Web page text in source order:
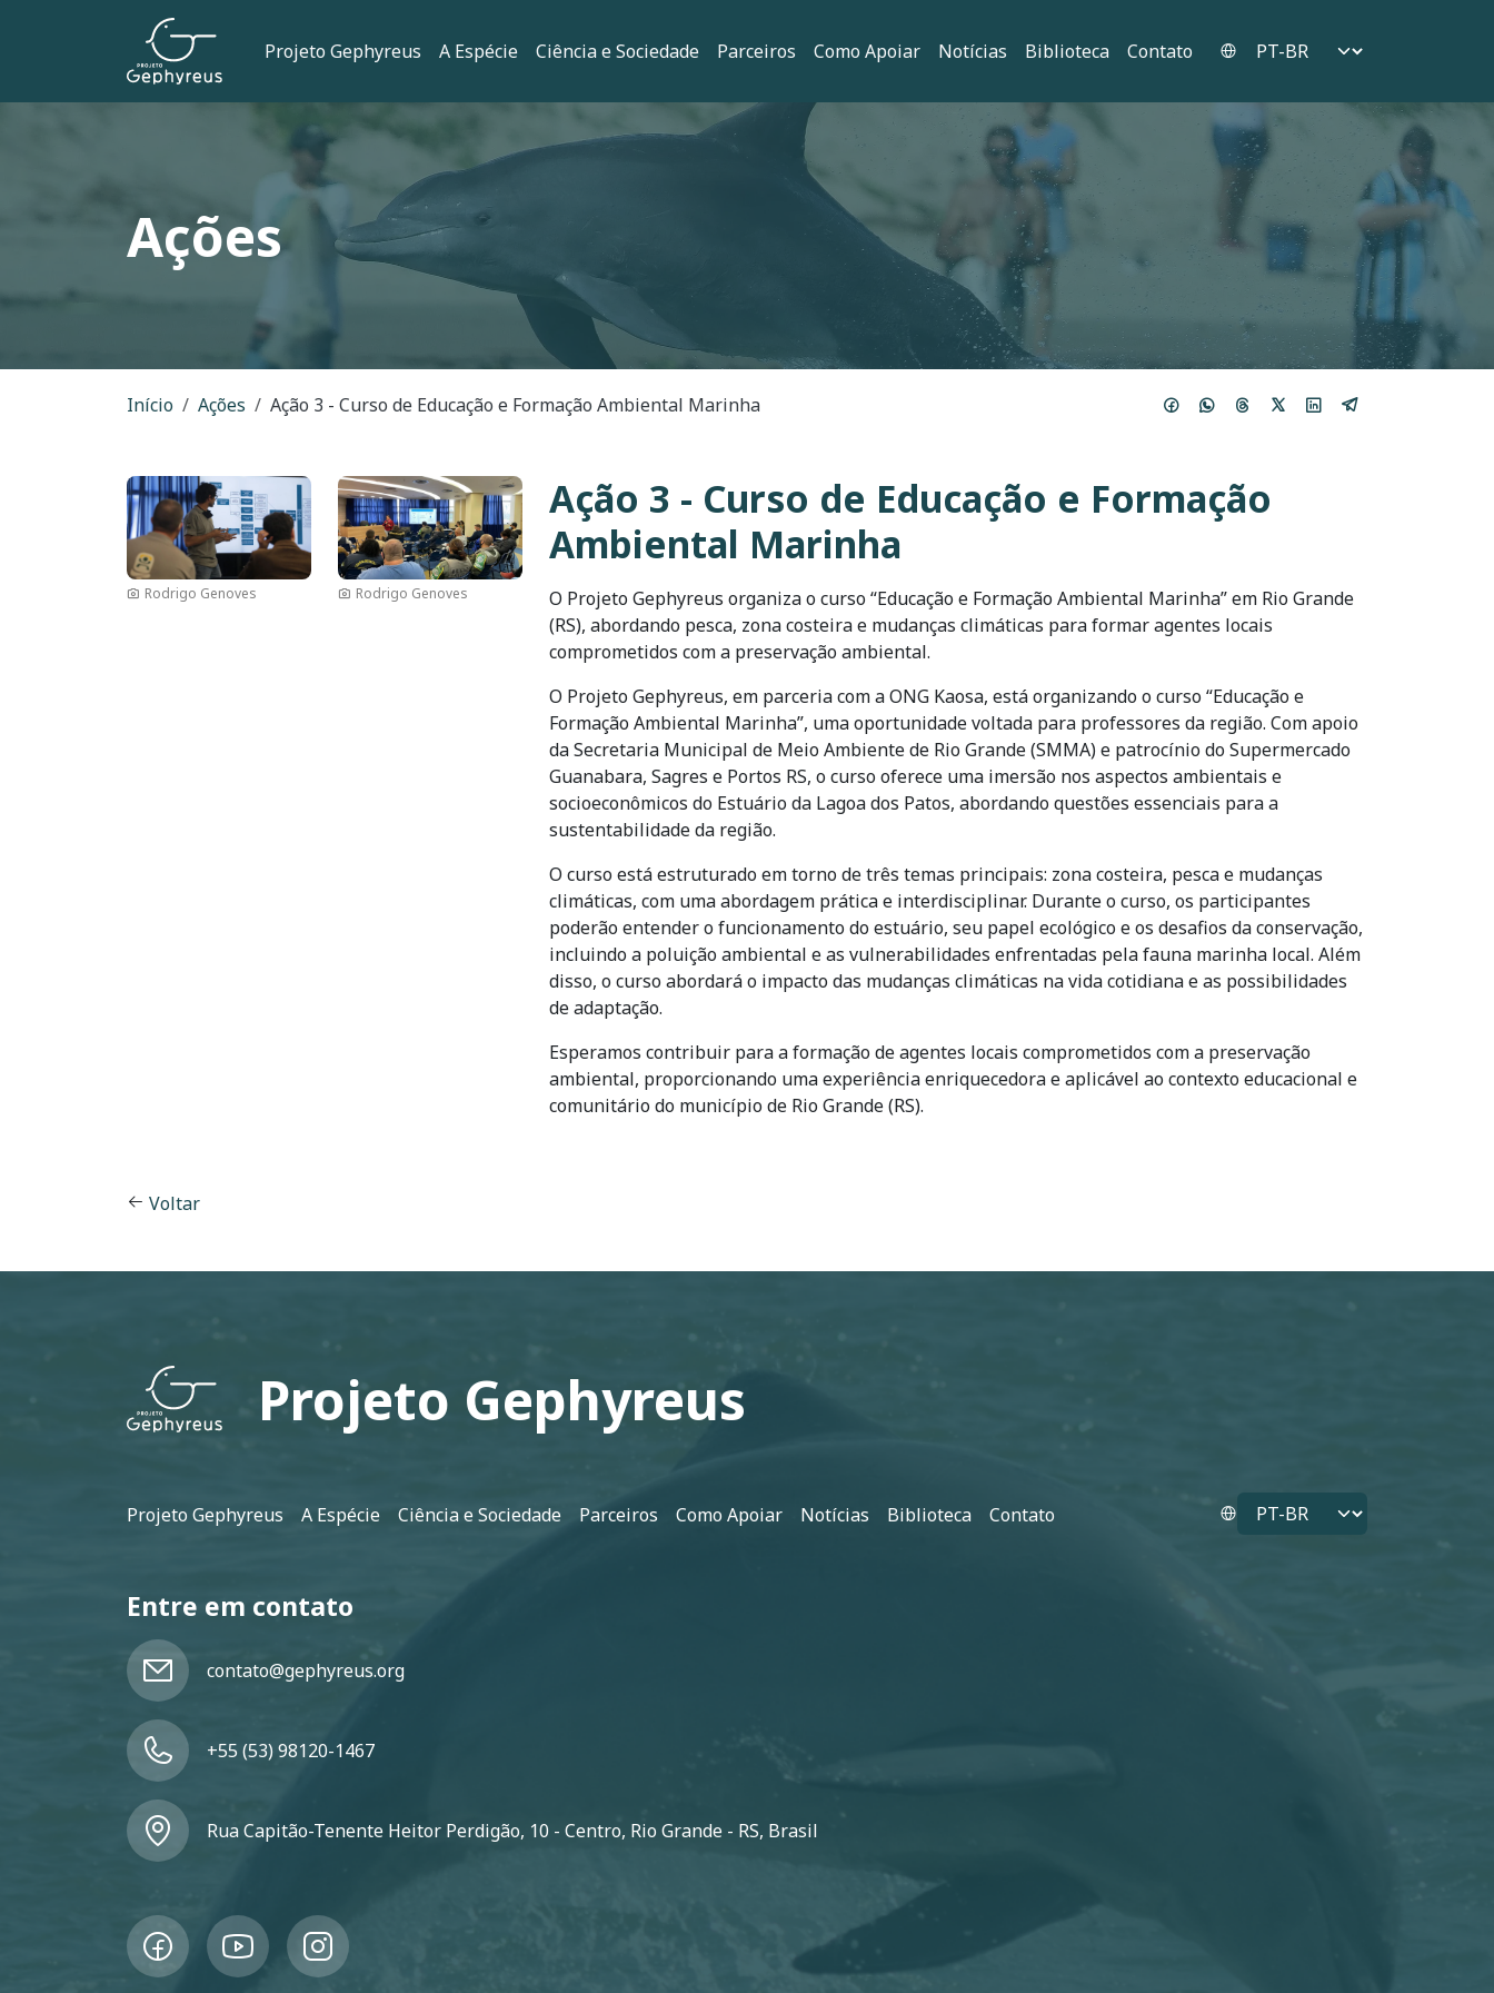
Pular para o conteúdo principal
Navegação principal
Projeto Gephyreus A Espécie Ciência e Sociedade Parceiros Como Apoiar Notícias Biblioteca Contato Select your language
Ações
Trilha de navegação
Início Ações Ação 3 - Curso de Educação e Formação Ambiental Marinha
Imagem
Rodrigo Genoves
Imagem
Rodrigo Genoves
Ação 3 - Curso de Educação e Formação
Ambiental Marinha
O Projeto Gephyreus organiza o curso “Educação e Formação Ambiental Marinha” em Rio Grande
(RS), abordando pesca, zona costeira e mudanças climáticas para formar agentes locais
comprometidos com a preservação ambiental.
O Projeto Gephyreus, em parceria com a ONG Kaosa, está organizando o curso “Educação e
Formação Ambiental Marinha”, uma oportunidade voltada para professores da região. Com apoio
da Secretaria Municipal de Meio Ambiente de Rio Grande (SMMA) e patrocínio do Supermercado
Guanabara, Sagres e Portos RS, o curso oferece uma imersão nos aspectos ambientais e
socioeconômicos do Estuário da Lagoa dos Patos, abordando questões essenciais para a
sustentabilidade da região.
O curso está estruturado em torno de três temas principais: zona costeira, pesca e mudanças
climáticas, com uma abordagem prática e interdisciplinar. Durante o curso, os participantes
poderão entender o funcionamento do estuário, seu papel ecológico e os desafios da conservação,
incluindo a poluição ambiental e as vulnerabilidades enfrentadas pela fauna marinha local. Além
disso, o curso abordará o impacto das mudanças climáticas na vida cotidiana e as possibilidades
de adaptação.
Esperamos contribuir para a formação de agentes locais comprometidos com a preservação
ambiental, proporcionando uma experiência enriquecedora e aplicável ao contexto educacional e
comunitário do município de Rio Grande (RS).
Voltar
Projeto Gephyreus
Rodapé
Projeto Gephyreus A Espécie Ciência e Sociedade Parceiros Como Apoiar Notícias Biblioteca Contato Select your language
Entre em contato
contato@gephyreus.org
+55 (53) 98120-1467
Rua Capitão-Tenente Heitor Perdigão, 10 - Centro, Rio Grande - RS, Brasil